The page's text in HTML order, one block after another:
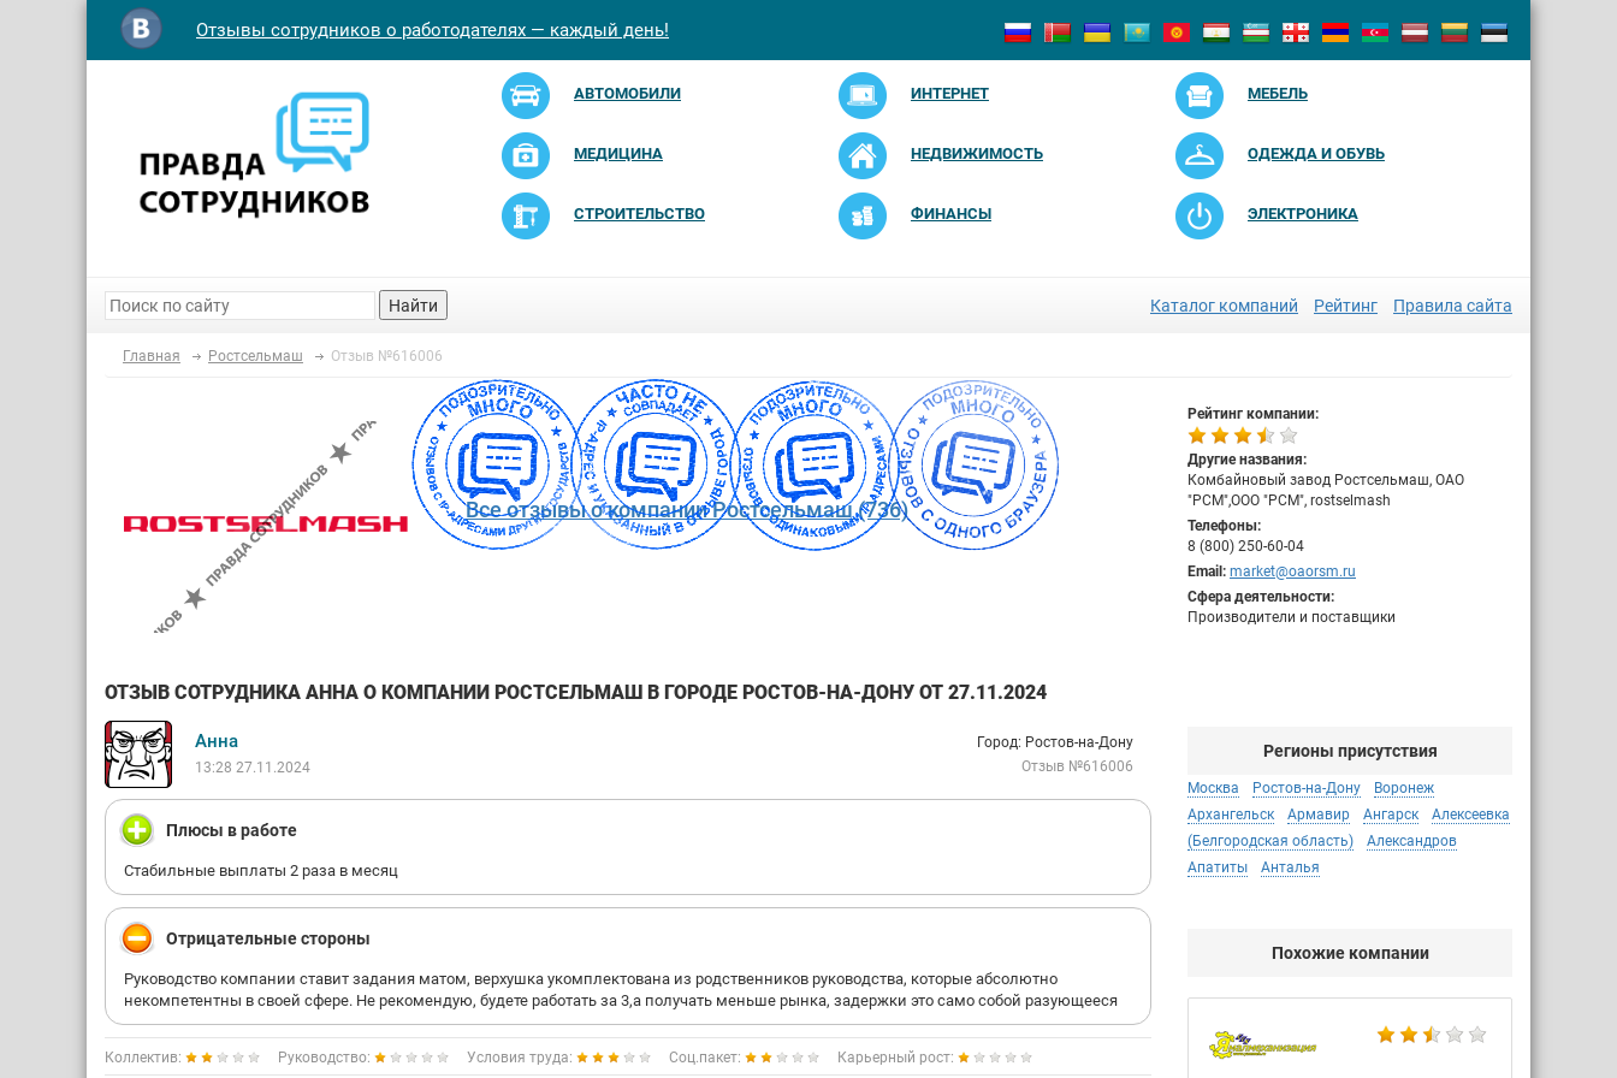
Отзывы сотрудников о работодателях — каждый день!
АВТОМОБИЛИ ИНТЕРНЕТ МЕБЕЛЬ
МЕДИЦИНА НЕДВИЖИМОСТЬ ОДЕЖДА И ОБУВЬ
СТРОИТЕЛЬСТВО ФИНАНСЫ ЭЛЕКТРОНИКА
Найти Каталог компаний Рейтинг Правила сайта
Главная Ростсельмаш Отзыв №616006
Все отзывы о компании Ростсельмаш (736)
Рейтинг компании:
Другие названия:
Комбайновый завод Ростсельмаш, ОАО
"РСМ",ООО "РСМ", rostselmash
Телефоны:
8 (800) 250-60-04
Email: market@oaorsm.ru
Сфера деятельности:
Производители и поставщики
ОТЗЫВ СОТРУДНИКА АННА О КОМПАНИИ РОСТСЕЛЬМАШ В ГОРОДЕ РОСТОВ-НА-ДОНУ ОТ 27.11.2024
Анна
13:28 27.11.2024
Город: Ростов-на-Дону
Отзыв №616006
Плюсы в работе
Стабильные выплаты 2 раза в месяц
Отрицательные стороны
Руководство компании ставит задания матом, верхушка укомплектована из родственников руководства, которые абсолютно
некомпетентны в своей сфере. Не рекомендую, будете работать за 3,а получать меньше рынка, задержки это само собой разующееся
Коллектив: Руководство: Условия труда: Соц.пакет: Карьерный рост:
Регионы присутствия
Москва Ростов-на-Дону
Воронеж
Архангельск
Армавир Ангарск
Алексеевка
(Белгородская область)
Александров
Апатиты
Анталья
Похожие компании